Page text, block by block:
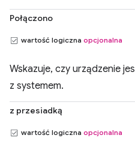
Połączono
wartość logiczna opcjonalna
Wskazuje, czy urządzenie
z systemem.
z przesiadką
wartość logiczna opcjonalna